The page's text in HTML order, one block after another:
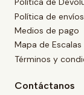
Política de envíos
Medios de pago
Mapa de Escalas
Términos y
Contáctanos